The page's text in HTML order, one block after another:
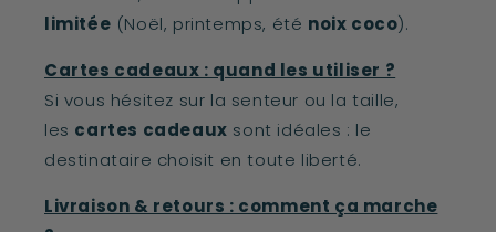
limitée (Noël, printemps, été noix coco).
Cartes cadeaux : quand les utiliser ?
Si vous hésitez sur la senteur ou la taille,
les cartes cadeaux sont idéales : le
destinataire choisit en toute liberté.
Livraison & retours : comment ça marche